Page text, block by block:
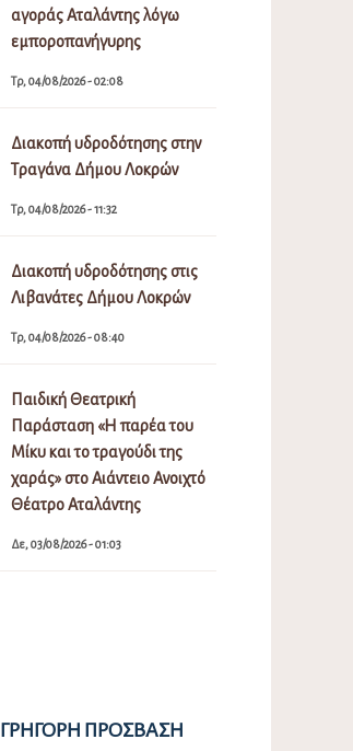
αγοράς Αταλάντης λόγω
εμποροπανήγυρης
Τρ, 04/08/2026 - 02:08
Διακοπή υδροδότησης στην
Τραγάνα Δήμου Λοκρών
Τρ, 04/08/2026 - 11:32
Διακοπή υδροδότησης στις
Λιβανάτες Δήμου Λοκρών
Τρ, 04/08/2026 - 08:40
Παιδική Θεατρική
Παράσταση «Η παρέα του
Μίκυ και το τραγούδι της
χαράς» στο Αιάντειο Ανοιχτό
Θέατρο Αταλάντης
Δε, 03/08/2026 - 01:03
ΓΡΉΓΟΡΗ ΠΡΌΣΒΑΣΗ